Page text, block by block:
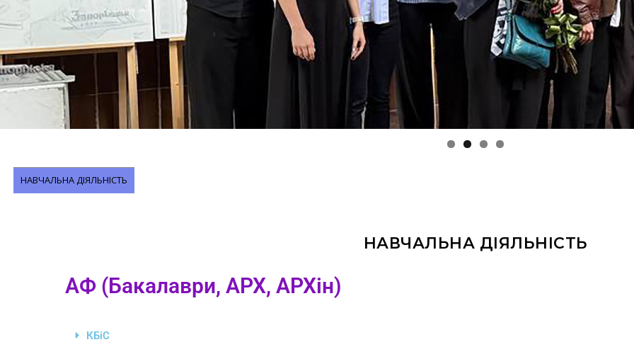
НАВЧАЛЬНА ДІЯЛЬНІСТЬ
НАВЧАЛЬНА ДІЯЛЬНІСТЬ
АФ (Бакалаври, АРХ, АРХін)
КБіС